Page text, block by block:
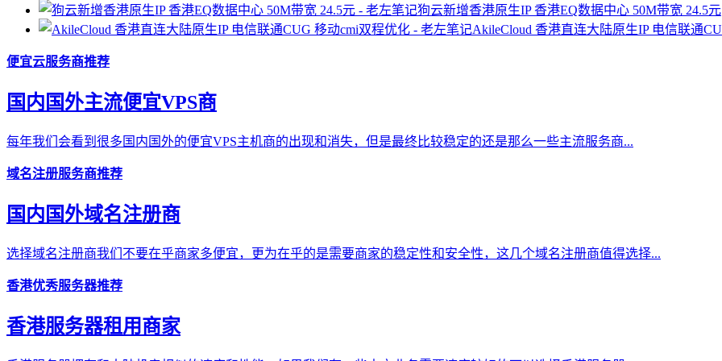
狗云新增香港原生IP 香港EQ数据中心 50M带宽 24.5元
AkileCloud 香港直连大陆原生IP 电信联通
便宜云服务商推荐
国内国外主流便宜VPS商
每年我们会看到很多国内国外的便宜VPS主机商的出现和消失，但是最终比较稳定的还是那么一些主流服务商...
域名注册服务商推荐
国内国外域名注册商
选择域名注册商我们不要在乎商家多便宜，更为在乎的是需要商家的稳定性和安全性，这几个域名注册商值得选择...
香港优秀服务器推荐
香港服务器租用商家